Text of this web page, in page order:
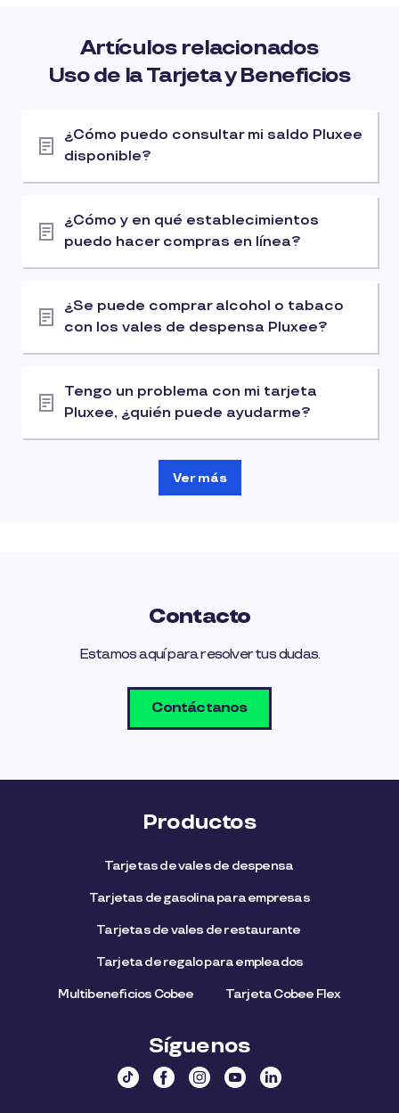
Artículos relacionados
Uso de la Tarjeta y Beneficios
¿Cómo puedo consultar mi saldo Pluxee
disponible?
¿Cómo y en qué establecimientos
puedo hacer compras en línea?
¿Se puede comprar alcohol o tabaco
con los vales de despensa Pluxee?
Tengo un problema con mi tarjeta
Pluxee, ¿quién puede ayudarme?
Ver más
Contacto
Estamos aquí para resolver tus dudas.
Contáctanos
Productos
Tarjetas de vales de despensa
Tarjetas de gasolina para empresas
Tarjetas de vales de restaurante
Tarjeta de regalo para empleados​
Multibeneficios Cobee Tarjeta Cobee Flex
Síguenos